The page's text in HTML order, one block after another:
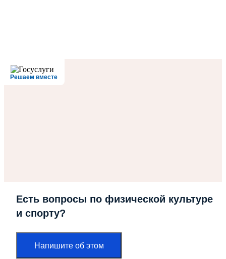
Решаем вместе
Есть вопросы по физической культуре
и спорту?
Напишите об этом